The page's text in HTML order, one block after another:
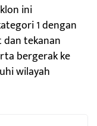
ini
1 dengan
dan tekanan
bergerak ke
wilayah